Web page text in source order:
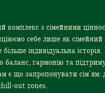
комплекс з сімейними
себе лише як
індивідуальна
баланс, гармонію та
є що запропонувати сім'ям:
out zones.